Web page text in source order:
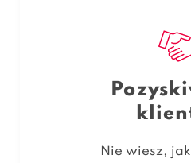
Nie wiesz,